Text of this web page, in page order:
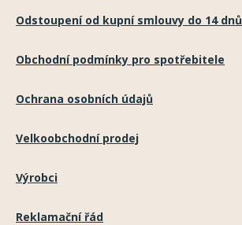
Odstoupení od kupní smlouvy do 14 dnů
Obchodní podmínky pro spotřebitele
Ochrana osobních údajů
Velkoobchodní prodej
Výrobci
Reklamační řád